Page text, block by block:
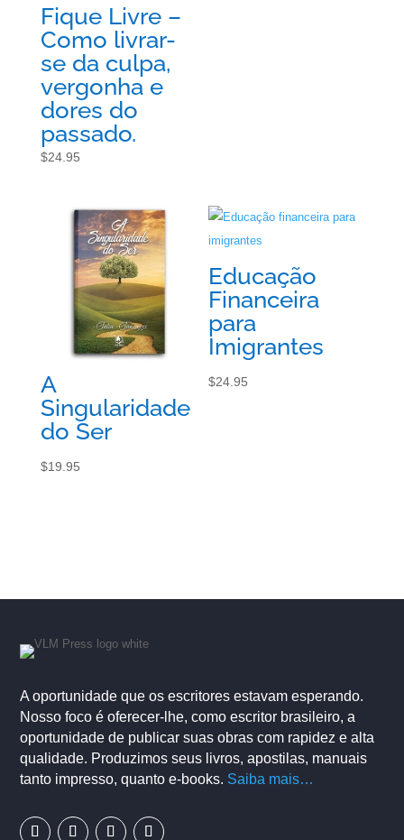
Fique Livre –
Como livrar-
se da culpa,
vergonha e
dores do
passado.
$24.95
A
Singularidade
do Ser
$19.95
Educação
Financeira
para
Imigrantes
$24.95
A oportunidade que os escritores estavam esperando.
Nosso foco é oferecer-lhe, como escritor brasileiro, a
oportunidade de publicar suas obras com rapidez e alta
qualidade. Produzimos seus livros, apostilas, manuais
tanto impresso, quanto e-books. Saiba mais…